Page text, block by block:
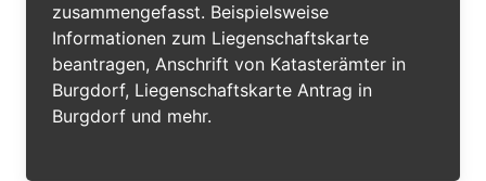
zusammengefasst. Beispielsweise
Informationen zum Liegenschaftskarte
beantragen, Anschrift von Katasterämter in
Burgdorf, Liegenschaftskarte Antrag in
Burgdorf und mehr.